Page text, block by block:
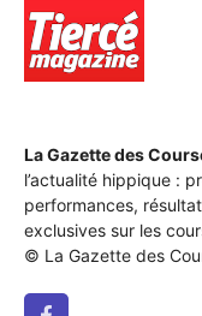
La Gazette des
l’actualité hippique :
performances,
exclusives sur les
© La Gazette des